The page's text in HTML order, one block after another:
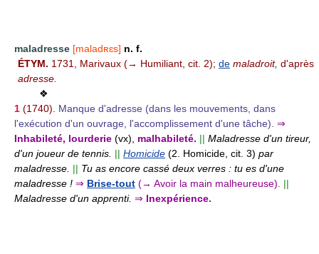
maladresse [maladʀɛs] n. f.
ÉTYM. 1731, Marivaux (→ Humiliant, cit. 2); de maladroit, d'après
adresse.
❖
1 (1740).
Manque d'adresse (dans les mouvements, dans
l'exécution d'un ouvrage, l'accomplissement d'une tâche). ⇒
Inhabileté, lourderie (vx), malhabileté. || Maladresse d'un tireur,
d'un joueur de tennis. || Homicide (2. Homicide, cit. 3) par
maladresse. || Tu as encore cassé deux verres : tu es d'une
maladresse ! ⇒ Brise-tout (→ Avoir la main malheureuse).
||
Maladresse d'un apprenti. ⇒ Inexpérience.